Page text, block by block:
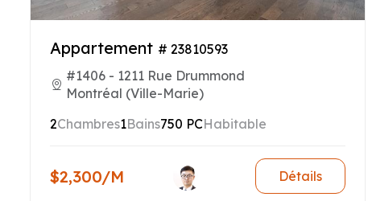
Appartement # 23810593
#1406 - 1211 Rue Drummond
Montréal (Ville-Marie)
2Chambres1Bains750 PCHabitable
$2,300/M Détails